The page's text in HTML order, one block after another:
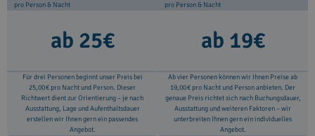
pro Person & Nacht
ab 25€
Für drei Personen beginnt unser Preis bei
25,00 € pro Nacht und Person. Dieser
Richtwert dient zur Orientierung – je nach
Ausstattung, Lage und Aufenthaltsdauer
erstellen wir Ihnen gern ein passendes
Angebot.
pro Person & Nacht
ab 19€
Ab vier Personen können wir Ihnen Preise ab
19,00 € pro Nacht und Person anbieten. Der
genaue Preis richtet sich nach Buchungsdauer,
Ausstattung und weiteren Faktoren – wir
unterbreiten Ihnen gern ein individuelles
Angebot.